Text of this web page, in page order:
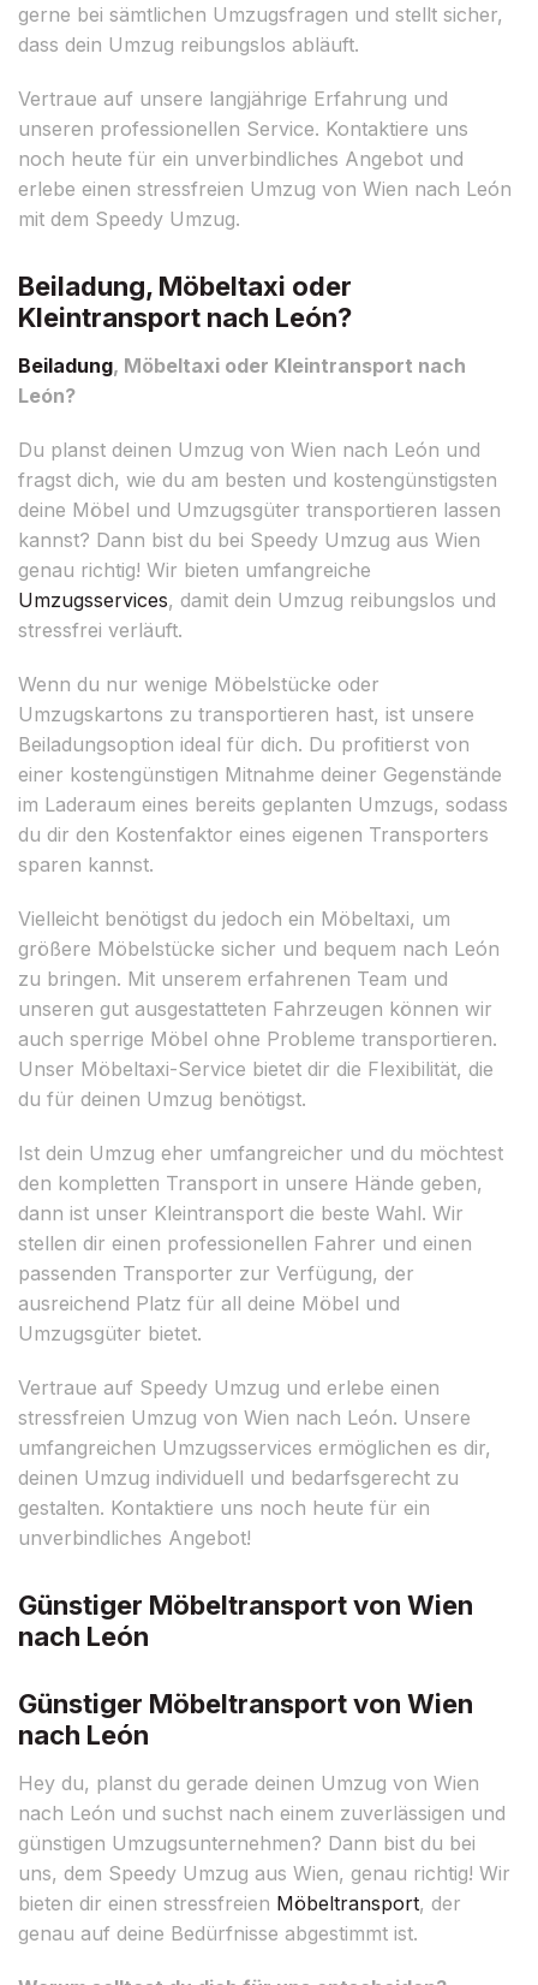
gerne bei sämtlichen Umzugsfragen und stellt sicher,
dass dein Umzug reibungslos abläuft.
Vertraue auf unsere langjährige Erfahrung und
unseren professionellen Service. Kontaktiere uns
noch heute für ein unverbindliches Angebot und
erlebe einen stressfreien Umzug von Wien nach León
mit dem Speedy Umzug.
Beiladung, Möbeltaxi oder
Kleintransport nach León?
Beiladung, Möbeltaxi oder Kleintransport nach
León?
Du planst deinen Umzug von Wien nach León und
fragst dich, wie du am besten und kostengünstigsten
deine Möbel und Umzugsgüter transportieren lassen
kannst? Dann bist du bei Speedy Umzug aus Wien
genau richtig! Wir bieten umfangreiche
Umzugsservices, damit dein Umzug reibungslos und
stressfrei verläuft.
Wenn du nur wenige Möbelstücke oder
Umzugskartons zu transportieren hast, ist unsere
Beiladungsoption ideal für dich. Du profitierst von
einer kostengünstigen Mitnahme deiner Gegenstände
im Laderaum eines bereits geplanten Umzugs, sodass
du dir den Kostenfaktor eines eigenen Transporters
sparen kannst.
Vielleicht benötigst du jedoch ein Möbeltaxi, um
größere Möbelstücke sicher und bequem nach León
zu bringen. Mit unserem erfahrenen Team und
unseren gut ausgestatteten Fahrzeugen können wir
auch sperrige Möbel ohne Probleme transportieren.
Unser Möbeltaxi-Service bietet dir die Flexibilität, die
du für deinen Umzug benötigst.
Ist dein Umzug eher umfangreicher und du möchtest
den kompletten Transport in unsere Hände geben,
dann ist unser Kleintransport die beste Wahl. Wir
stellen dir einen professionellen Fahrer und einen
passenden Transporter zur Verfügung, der
ausreichend Platz für all deine Möbel und
Umzugsgüter bietet.
Vertraue auf Speedy Umzug und erlebe einen
stressfreien Umzug von Wien nach León. Unsere
umfangreichen Umzugsservices ermöglichen es dir,
deinen Umzug individuell und bedarfsgerecht zu
gestalten. Kontaktiere uns noch heute für ein
unverbindliches Angebot!
Günstiger Möbeltransport von Wien
nach León
Günstiger Möbeltransport von Wien
nach León
Hey du, planst du gerade deinen Umzug von Wien
nach León und suchst nach einem zuverlässigen und
günstigen Umzugsunternehmen? Dann bist du bei
uns, dem Speedy Umzug aus Wien, genau richtig! Wir
bieten dir einen stressfreien Möbeltransport, der
genau auf deine Bedürfnisse abgestimmt ist.